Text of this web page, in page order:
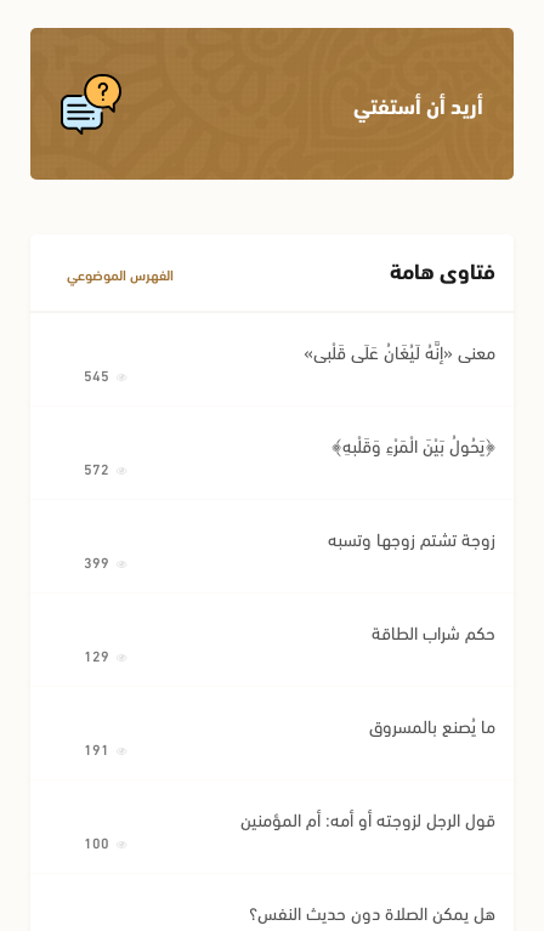
أريد أن أستفتي
فتاوى هامة الفهرس الموضوعي
معنى «إِنَّهُ لَيُغَانُ عَلَى قَلْبِي»
﴿يَحُولُ بَيْنَ الْمَرْءِ وَقَلْبِهِ﴾
زوجة تشتم زوجها وتسبه
حكم شراب الطاقة
ما يُصنع بالمسروق
قول الرجل لزوجته أو أمه: أم المؤمنين
هل يمكن الصلاة دون حديث النفس؟